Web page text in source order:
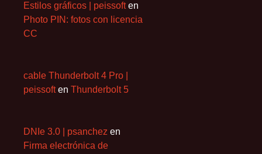
Estilos gráficos | peissoften
Photo PIN: fotos con licencia
CC
cable Thunderbolt 4 Pro |
peissoften Thunderbolt 5
DNIe 3.0 | psanchez en
Firma electrónica de